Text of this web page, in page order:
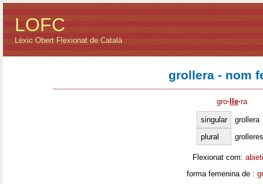
LOFC
Lèxic Obert Flexionat de Català
grollera - nom
gro· lle·ra
singular
grollera
plural
grolleres
Flexionat com:
forma femenina de :